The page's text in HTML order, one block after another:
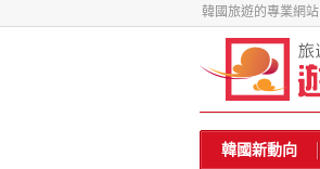
韓國旅遊的專業網站
韓國新動向